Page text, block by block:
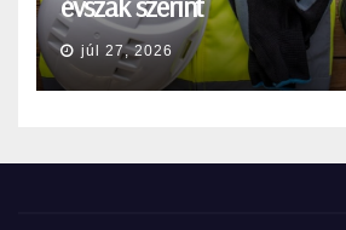
júl 27, 2026